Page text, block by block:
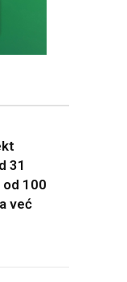
31
100
već